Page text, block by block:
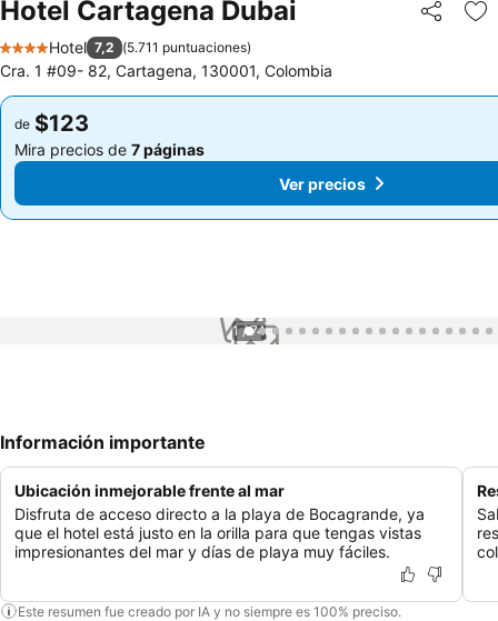
Hotel Cartagena Dubai Compartir
4 Estrellas
Hotel 7,2 (5.711 puntuaciones)
Cra. 1 #09- 82, Cartagena, 130001, Colombia
de $123
Mira precios de 7 páginas
Ver precios
de $123
Mira precios de 7 páginas
Ver precios
1 / 74
Información importante
Ubicación inmejorable frente al mar
Disfruta de acceso directo a la playa de Bocagrande, ya
que el hotel está justo en la orilla para que tengas vistas
impresionantes del mar y días de playa muy fáciles.
Este resumen fue creado por IA y no siempre es 100% preciso.